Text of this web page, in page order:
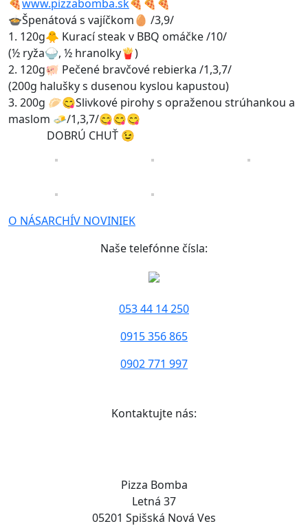
🍕www.pizzabomba.sk🍕🍕🍕
🍲Špenátová s vajíčkom🥚 /3,9/
1. 120g🐥 Kurací steak v BBQ omáčke /10/
(½ ryža🍚, ½ hranolky🍟)
2. 120g🐖 Pečené bravčové rebierka /1,3,7/
(200g halušky s dusenou kyslou kapustou)
3. 200g 🥟😋Slivkové pirohy s opraženou strúhankou a
maslom 🧈/1,3,7/😋😋😋
DOBRÚ CHUŤ 😉
O NÁSARCHÍV NOVINIEK
Naše telefónne čísla:
053 44 14 250
0915 356 865
0902 771 997
Kontaktujte nás:
Pizza Bomba
Letná 37
05201 Spišská Nová Ves